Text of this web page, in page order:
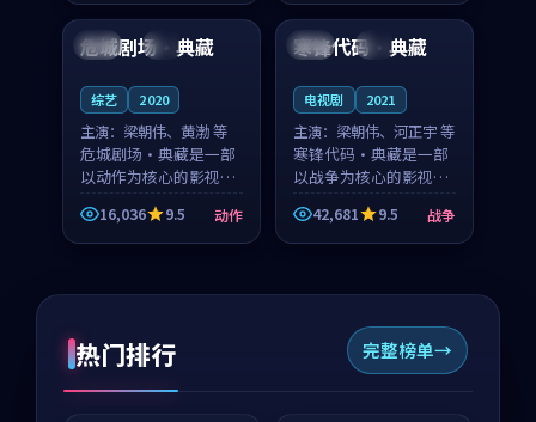
凑，值得推荐观看。
凑，值得推荐观看。
日本 4K
危城剧场·典藏
综艺 2020
主演： 梁朝伟、黄渤 等
危城剧场·典藏是一部
以动作为核心的影视作
品，围绕危机、反转与
人物成长展开，整体节
奏紧凑，值得推荐观
16,036 9.5 动作
中国 4K
寒锋代码·典藏
电视剧 2021
主演： 梁朝伟、河正宇 等
寒锋代码·典藏是一部
以战争为核心的影视作
品，围绕危机、反转与
人物成长展开，整体节
奏紧凑，值得推荐观
42,681 9.5 战争
热门排行 完整榜单
99:22 99:18